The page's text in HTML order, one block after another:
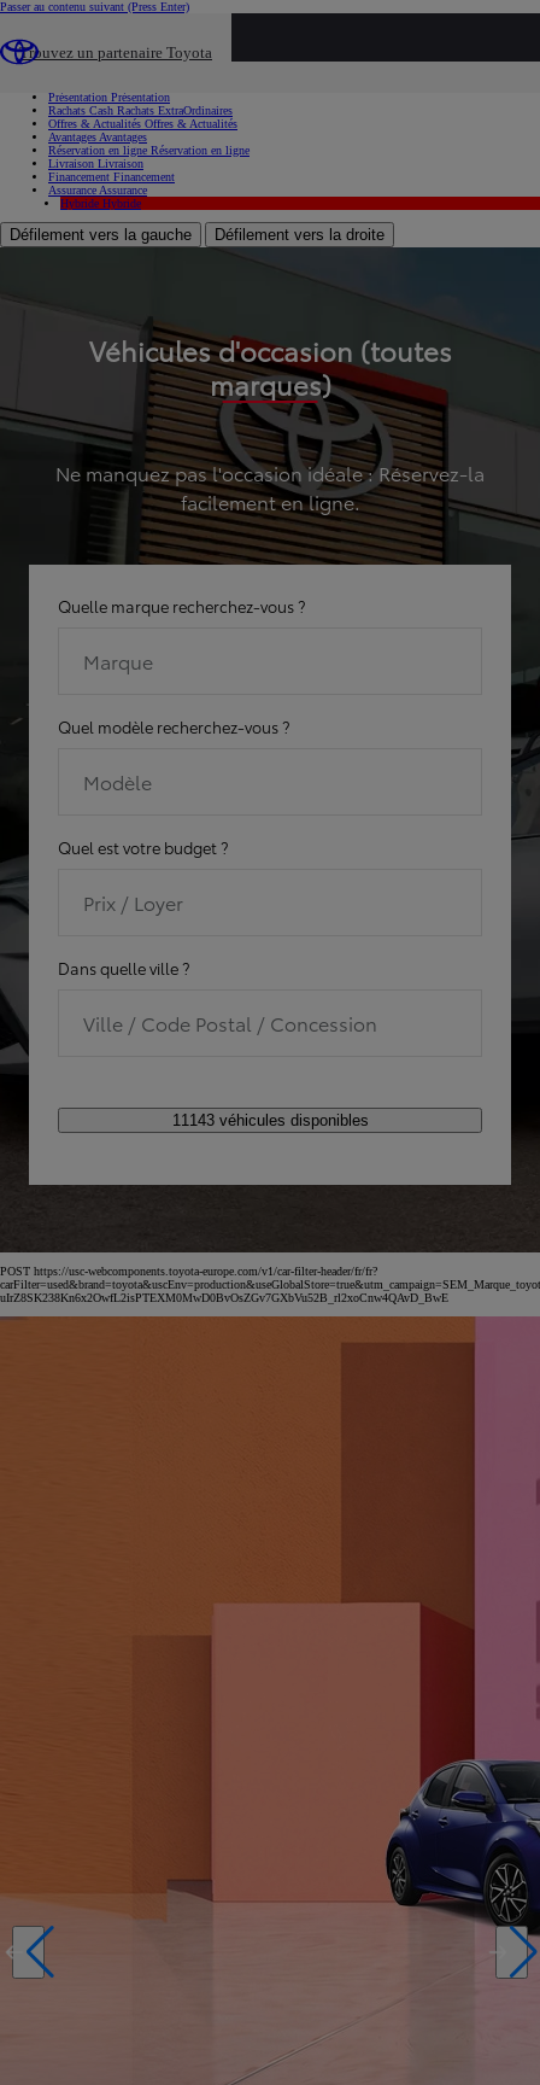
Passer au contenu suivant (Press Enter)
Trouvez un partenaire Toyota
Présentation Présentation
Rachats Cash Rachats ExtraOrdinaires
Offres & Actualités Offres & Actualités
Avantages Avantages
Réservation en ligne Réservation en ligne
Livraison Livraison
Financement Financement
Assurance Assurance
Hybride Hybride
Défilement vers la gauche Défilement vers la droite
Véhicules d'occasion (toutes
marques)
Ne manquez pas l'occasion idéale : Réservez-la
facilement en ligne.
Quelle marque recherchez-vous ?
Marque
Quel modèle recherchez-vous ?
Modèle
Quel est votre budget ?
Prix / Loyer
Dans quelle ville ?
Ville / Code Postal / Concession
11143 véhicules disponibles
POST https://usc-webcomponents.toyota-europe.com/v1/car-filter-header/fr/fr?
uIrZ8SK238Kn6x2OwfL2isPTEXM0MwD0BvOsZGv7GXbVu52B_rl2xoCnw4QAvD_BwE